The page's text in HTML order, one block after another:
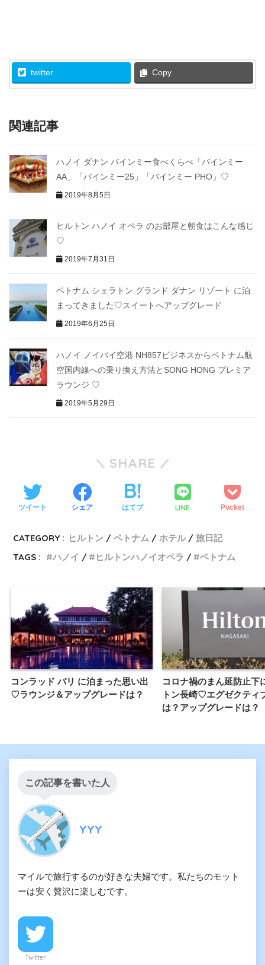
twitter Copy
関連記事
ハノイ ダナン バインミー食べくらべ「バインミー
AA」「バインミー25」「バインミー PHO」♡
2019年8月5日
ヒルトン ハノイ オペラ のお部屋と朝食はこんな感じ
♡
2019年7月31日
ベトナム シェラトン グランド ダナン リゾート に泊
まってきました♡スイートへアップグレード
2019年6月25日
ハノイ ノイバイ空港 NH857ビジネスからベトナム航
空国内線への乗り換え方法とSONG HONG プレミア
ラウンジ ♡
2019年5月29日
SHARE
ツイート シェア はてブ LINE Pocket
CATEGORY : ヒルトン ベトナム ホテル
旅日記
TAGS :
ハノイ ヒルトンハノイオペラ ベトナム
コンラッド バリ に泊まった思い出
♡ラウンジ＆アップグレードは？
コロナ禍のまん延防止下
トン長崎♡エグゼクティ
は？アップグレードは？
この記事を書いた人
YYY
マイルで旅行するのが好きな夫婦です。私たちのモット
ーは安く贅沢に楽しむです。
Twitter